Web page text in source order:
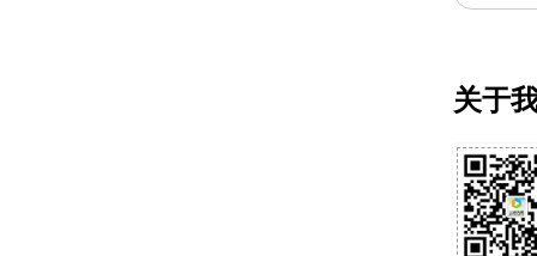
关于